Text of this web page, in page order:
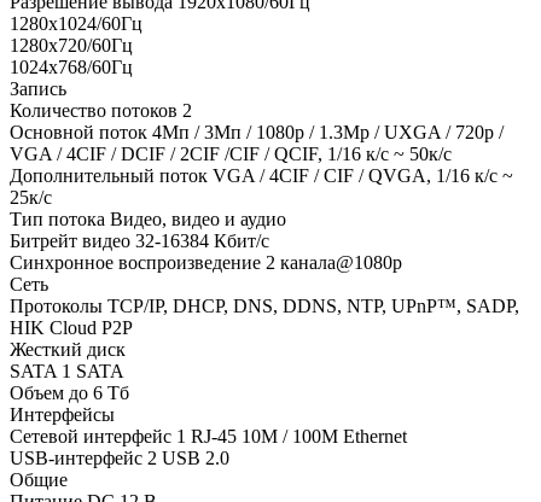
1280х1024/60Гц
1280х720/60Гц
1024х768/60Гц
Запись
Количество потоков 2
Основной поток 4Мп / 3Мп / 1080p / 1.3Mp / UXGA / 720p /
VGA / 4CIF / DCIF / 2CIF /CIF / QCIF, 1/16 к/с ~ 50к/с
Дополнительный поток VGA / 4CIF / CIF / QVGA, 1/16 к/с ~
25к/с
Тип потока Видео, видео и аудио
Битрейт видео 32-16384 Кбит/с
Синхронное воспроизведение 2 канала@1080p
Сеть
Протоколы TCP/IP, DHCP, DNS, DDNS, NTP, UPnP™, SADP,
HIK Cloud P2P
Жесткий диск
SATA 1 SATA
Объем до 6 Тб
Интерфейсы
Сетевой интерфейс 1 RJ-45 10M / 100M Ethernet
USB-интерфейс 2 USB 2.0
Общие